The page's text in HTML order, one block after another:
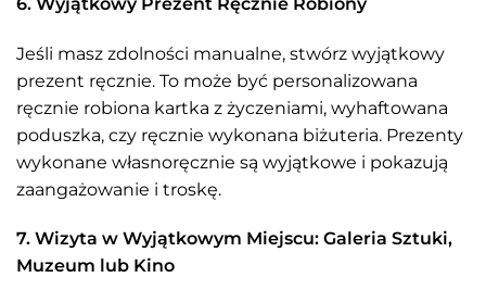
Jeśli masz zdolności manualne, stwórz wyjątkowy
prezent ręcznie. To może być personalizowana
ręcznie robiona kartka z życzeniami, wyhaftowana
poduszka, czy ręcznie wykonana biżuteria. Prezenty
wykonane własnoręcznie są wyjątkowe i pokazują
zaangażowanie i troskę.
7. Wizyta w Wyjątkowym Miejscu: Galeria Sztuki,
Muzeum lub Kino